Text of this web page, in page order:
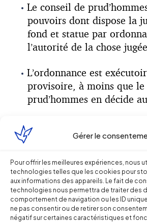
Gérer le
Pour offrir les meilleures expériences, nous
technologies telles que les cookies pour
aux informations des appareils. Le fait de
technologies nous permettra de traiter des
comportement de navigation ou les ID
ne pas consentir ou de retirer son
négatif sur certaines caractéristiques et
Le conseil de
pouvoirs dont dispose la
fond et statue par
l’autorité de la chose
L’ordonnance est
provisoire, à moins que le
prud’hommes en décide
La saisine du Conseil de
comme auparavant, avoir
médecin du travail.
Le médecin du travail doit
la contestation, sans que le
précise qui doit se charger